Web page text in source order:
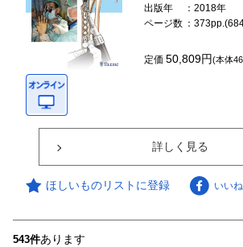
出版年
：2018年
ページ数 ：
定価50,809円(本体
詳しく見る
ほしいものリストに登録 いいね
543件あります